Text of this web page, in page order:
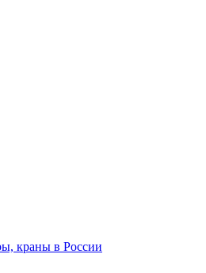
краны в России